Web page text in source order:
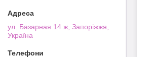
ул. Базарная 14 ж, Запоріжжя,
Україна